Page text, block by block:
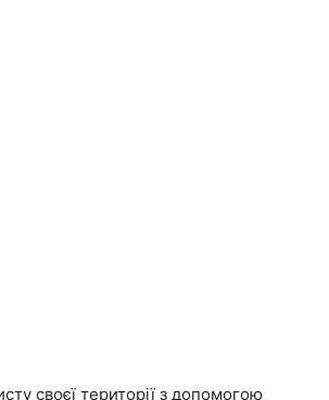
своєї території з допомогою